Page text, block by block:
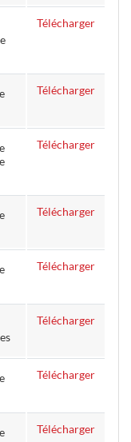
Télécharger
Télécharger
Télécharger
Télécharger
Télécharger
Télécharger
Télécharger
Télécharger